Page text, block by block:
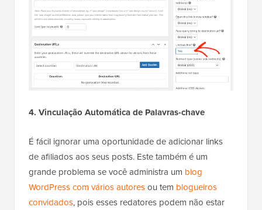
4. Vinculação Automática de Palavras-chave
É fácil ignorar uma oportunidade de adicionar links
de afiliados aos seus posts. Este também é um
grande problema se você administra um blog
WordPress com vários autoresou tem blogueiros
convidados, pois esses redatores podem não estar